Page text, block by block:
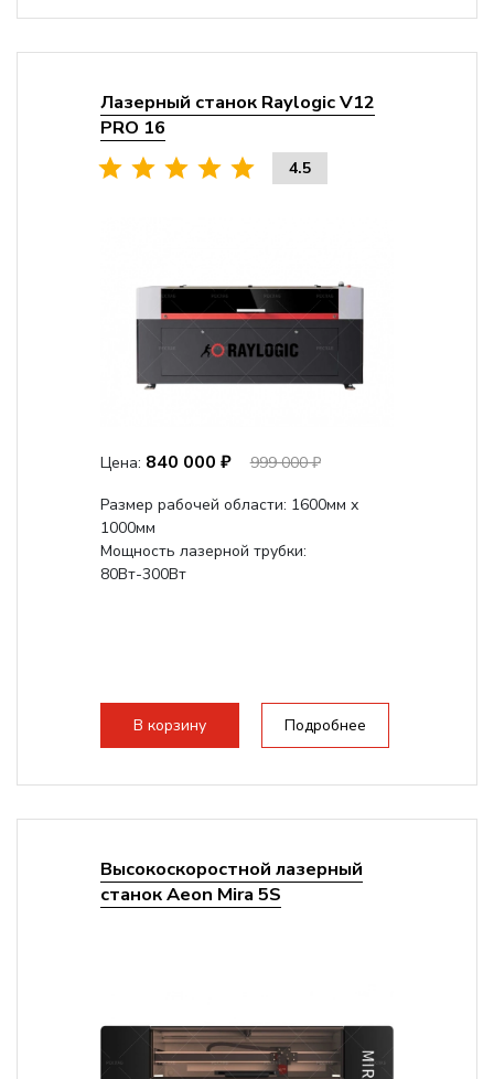
Лазерный станок Raylogic V12
PRO 16
4.5
Цена: 840 000 ₽
999 000 ₽
Размер рабочей области: 1600мм х
1000мм
Мощность лазерной трубки:
80Вт-300Вт
В корзину Подробнее
Высокоскоростной лазерный
станок Aeon Mira 5S